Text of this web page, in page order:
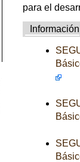
para el
Información